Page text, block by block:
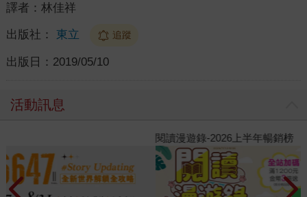
譯者： 林佳祥
出版社： 東立 追蹤
出版日： 2019/05/10
活動訊息